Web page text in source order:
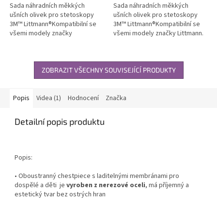
Sada náhradních měkkých
ušních olivek pro stetoskopy
3M™ Littmann®Kompatibilní se
všemi modely značky
Sada náhradních měkkých
ušních olivek pro stetoskopy
3M™ Littmann®Kompatibilní se
všemi modely značky Littmann.
ZOBRAZIT VŠECHNY SOUVISEJÍCÍ PRODUKTY
Popis Videa (1) Hodnocení Značka
Detailní popis produktu
Popis:
• Oboustrannýchestpiece s laditelnými membránami pro
dospělé a děti je vyroben z nerezové oceli, má příjemný a
estetický tvar bez ostrých hran